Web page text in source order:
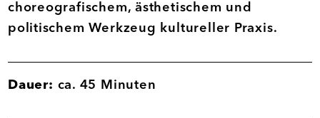
choreografischem, ästhetischem und
politischem Werkzeug kultureller Praxis.
Dauer: ca. 45 Minuten